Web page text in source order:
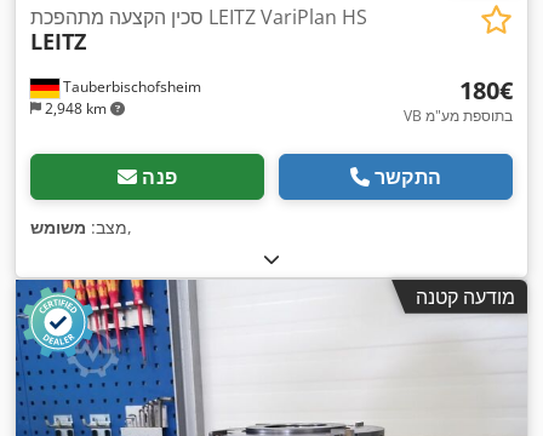
Tauberbischofsheim
2,948 km
סכין הקצעה מתהפכת LEITZ VariPlan HS
LEITZ
‏180 ‏€
VB בתוספת מע"מ
פנה התקשר
מצב: משומש ,
מודעה קטנה